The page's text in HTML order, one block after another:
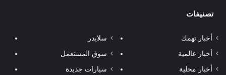
تصنيفات
أخبار تهمك
أخبار عالمية
أخبار محلية
سلايدر
سوق المستعمل
سيارات جديدة